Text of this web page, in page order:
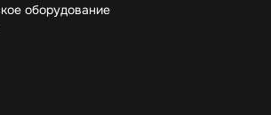
оборудование